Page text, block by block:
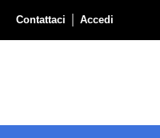
Contattaci Accedi